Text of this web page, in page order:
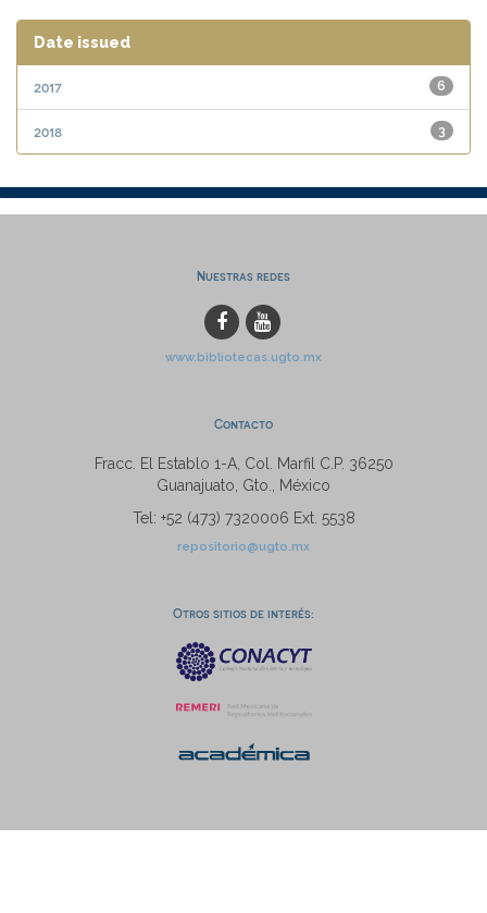
Date issued
6
2017
3
2018
Nuestras redes
www.bibliotecas.ugto.mx
Contacto
Fracc. El Establo 1-A, Col. Marfil C.P. 36250
Guanajuato, Gto., México
Tel: +52 (473) 7320006 Ext. 5538
repositorio@ugto.mx
Otros sitios de interés: